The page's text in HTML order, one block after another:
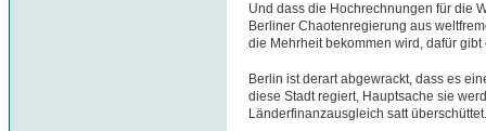
Und dass die Hochrechnungen für die
Berliner Chaotenregierung aus
die Mehrheit bekommen wird, dafür
Berlin ist derart abgewrackt, dass es
diese Stadt regiert, Hauptsache sie
Länderfinanzausgleich satt überschüttet.